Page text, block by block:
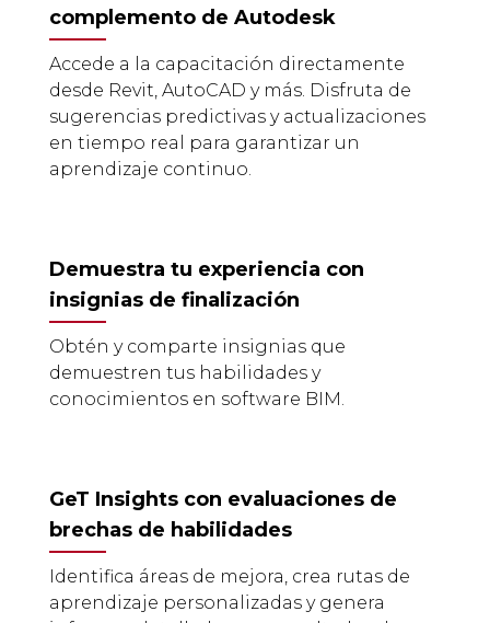
complemento de Autodesk
Accede a la capacitación directamente
desde Revit, AutoCAD y más. Disfruta de
sugerencias predictivas y actualizaciones
en tiempo real para garantizar un
aprendizaje continuo.
Demuestra tu experiencia con
insignias de finalización
Obtén y comparte insignias que
demuestren tus habilidades y
conocimientos en software BIM.
GeT Insights con evaluaciones de
brechas de habilidades
Identifica áreas de mejora, crea rutas de
aprendizaje personalizadas y genera